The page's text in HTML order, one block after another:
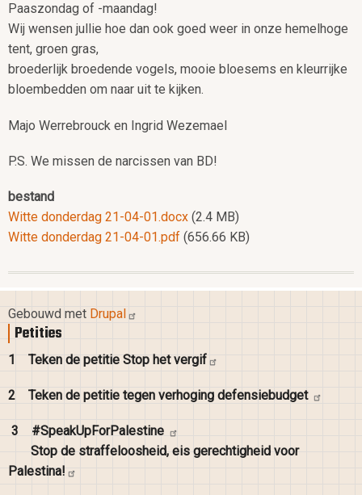
Paaszondag of -maandag!
Wij wensen jullie hoe dan ook goed weer in onze hemelhoge
tent, groen gras,
broederlijk broedende vogels, mooie bloesems en kleurrijke
bloembedden om naar uit te kijken.
Majo Werrebrouck en Ingrid Wezemael
P.S. We missen de narcissen van BD!
bestand
Witte donderdag 21-04-01.docx (2.4 MB)
Witte donderdag 21-04-01.pdf (656.66 KB)
Gebouwd met Drupal
Petities
1 Teken de petitie Stop hetvergif
2 Teken de petitie tegen verhoging defensiebudget
3
#SpeakUpForPalestine
Stop de straffeloosheid, eis gerechtigheid voor
Palestina!